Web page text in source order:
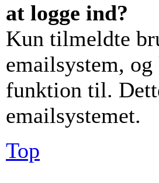
at logge ind?
Kun tilmeldte
emailsystem,
funktion til.
emailsystemet.
Top